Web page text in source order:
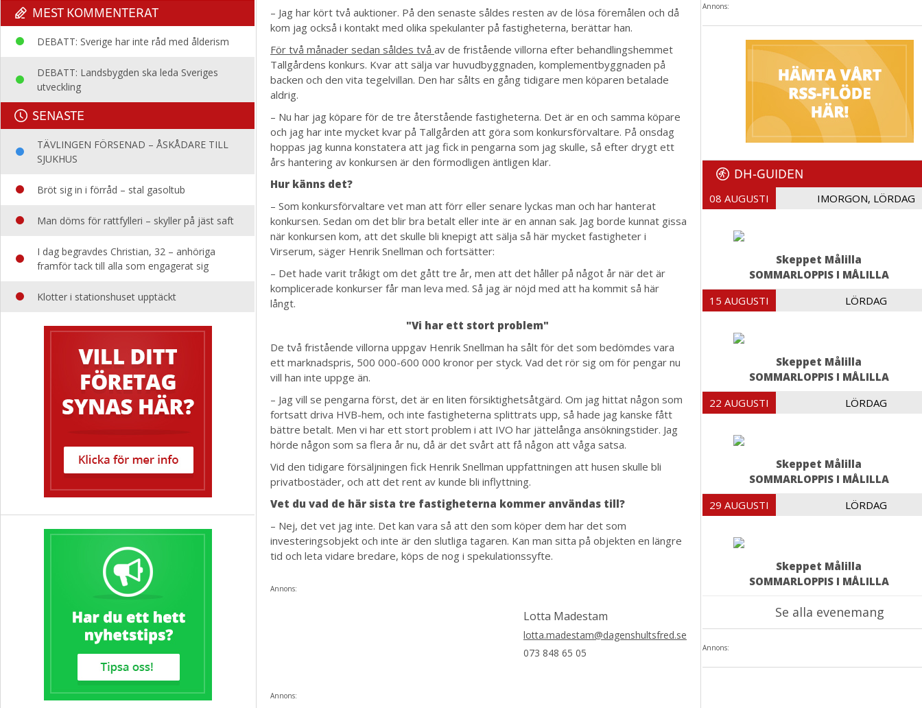
MEST KOMMENTERAT
DEBATT: Sverige har inte råd med ålderism
DEBATT: Landsbygden ska leda Sveriges
utveckling
SENASTE
TÄVLINGEN FÖRSENAD – ÅSKÅDARE TILL
SJUKHUS
Bröt sig in i förråd – stal gasoltub
Man döms för rattfylleri – skyller på jäst saft
I dag begravdes Christian, 32 – anhöriga
framför tack till alla som engagerat sig
Klotter i stationshuset upptäckt
– Jag har kört två auktioner. På den senaste såldes resten av de lösa föremålen och då
kom jag också i kontakt med olika spekulanter på fastigheterna, berättar han.
För två månader sedan såldes två av de fristående villorna efter behandlingshemmet
Tallgårdens konkurs. Kvar att sälja var huvudbyggnaden, komplementbyggnaden på
backen och den vita tegelvillan. Den har sålts en gång tidigare men köparen betalade
aldrig.
– Nu har jag köpare för de tre återstående fastigheterna. Det är en och samma köpare
och jag har inte mycket kvar på Tallgården att göra som konkursförvaltare. På onsdag
hoppas jag kunna konstatera att jag fick in pengarna som jag skulle, så efter drygt ett
års hantering av konkursen är den förmodligen äntligen klar.
Hur känns det?
– Som konkursförvaltare vet man att förr eller senare lyckas man och har hanterat
konkursen. Sedan om det blir bra betalt eller inte är en annan sak. Jag borde kunnat gissa
när konkursen kom, att det skulle bli knepigt att sälja så här mycket fastigheter i
Virserum, säger Henrik Snellman och fortsätter:
– Det hade varit tråkigt om det gått tre år, men att det håller på något år när det är
komplicerade konkurser får man leva med. Så jag är nöjd med att ha kommit så här
långt.
"Vi har ett stort problem"
De två fristående villorna uppgav Henrik Snellman ha sålt för det som bedömdes vara
ett marknadspris, 500 000-600 000 kronor per styck. Vad det rör sig om för pengar nu
vill han inte uppge än.
– Jag vill se pengarna först, det är en liten försiktighetsåtgärd. Om jag hittat någon som
fortsatt driva HVB-hem, och inte fastigheterna splittrats upp, så hade jag kanske fått
bättre betalt. Men vi har ett stort problem i att IVO har jättelånga ansökningstider. Jag
hörde någon som sa flera år nu, då är det svårt att få någon att våga satsa.
Vid den tidigare försäljningen fick Henrik Snellman uppfattningen att husen skulle bli
privatbostäder, och att det rent av kunde bli inflyttning.
Vet du vad de här sista tre fastigheterna kommer användas till?
– Nej, det vet jag inte. Det kan vara så att den som köper dem har det som
investeringsobjekt och inte är den slutliga tagaren. Kan man sitta på objekten en längre
tid och leta vidare bredare, köps de nog i spekulationssyfte.
Annons:
Lotta Madestam
lotta.madestam@dagenshultsfred.se
073 848 65 05
Annons:
Annons:
DH-GUIDEN
08 AUGUSTI IMORGON, LÖRDAG
Skeppet Målilla
SOMMARLOPPIS I MÅLILLA
15 AUGUSTI LÖRDAG
Skeppet Målilla
SOMMARLOPPIS I MÅLILLA
22 AUGUSTI LÖRDAG
Skeppet Målilla
SOMMARLOPPIS I MÅLILLA
29 AUGUSTI LÖRDAG
Skeppet Målilla
SOMMARLOPPIS I MÅLILLA
Se alla evenemang
Annons: